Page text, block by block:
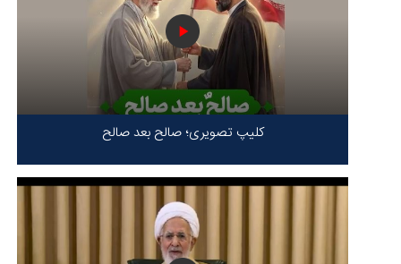
کلیپ تصویری؛ صالح بعد صالح